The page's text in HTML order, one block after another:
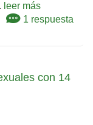
leer más
1 respuesta
con 14